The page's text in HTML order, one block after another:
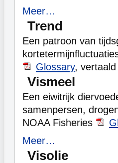
Meer…
Trend
Een patroon van
Glossary,
Vismeel
Een eiwitrijk
samenpersen,
NOAA Fisheries
Meer…
Visolie